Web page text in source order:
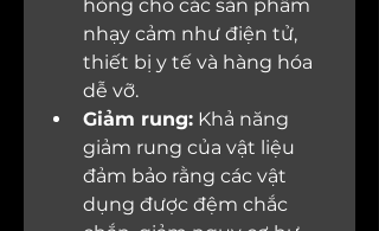
hỏng cho các sản phẩm
nhạy cảm như điện tử,
thiết bị y tế và hàng hóa
dễ vỡ.
Giảm rung: Khả năng
giảm rung của vật liệu
đảm bảo rằng các vật
dụng được đệm chắc